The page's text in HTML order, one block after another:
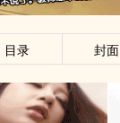
目录 封面